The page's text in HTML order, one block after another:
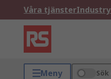
Våra tjänster
Meny